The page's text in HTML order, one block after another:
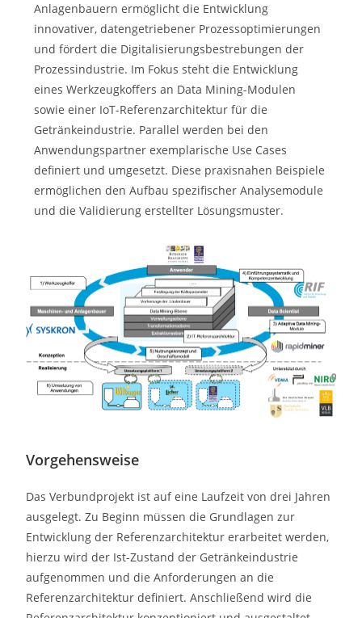
Anlagenbauern ermöglicht die Entwicklung
innovativer, datengetriebener Prozessoptimierungen
und fördert die Digitalisierungsbestrebungen der
Prozessindustrie. Im Fokus steht die Entwicklung
eines Werkzeugkoffers an Data Mining-Modulen
sowie einer IoT-Referenzarchitektur für die
Getränkeindustrie. Parallel werden bei den
Anwendungspartner exemplarische Use Cases
definiert und umgesetzt. Diese praxisnahen Beispiele
ermöglichen den Aufbau spezifischer Analysemodule
und die Validierung erstellter Lösungsmuster.
Vorgehensweise
Das Verbundprojekt ist auf eine Laufzeit von drei Jahren
ausgelegt. Zu Beginn müssen die Grundlagen zur
Entwicklung der Referenzarchitektur erarbeitet werden,
hierzu wird der Ist-Zustand der Getränkeindustrie
aufgenommen und die Anforderungen an die
Referenzarchitektur definiert. Anschließend wird die